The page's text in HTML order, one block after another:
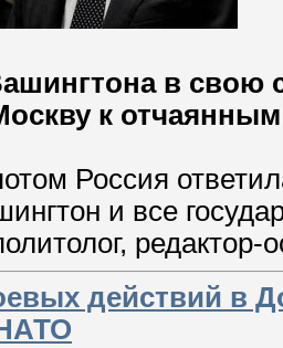
в свою
к
Россия
и все
действий в